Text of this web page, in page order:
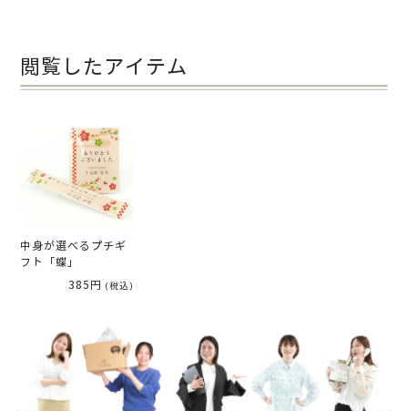
閲覧したアイテム
中身が選べるプチギ
フト「蝶」
385円 (税込)